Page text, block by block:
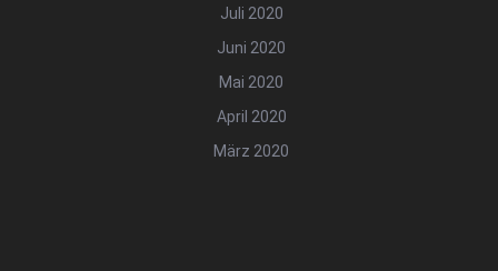
Juli 2020
Juni 2020
Mai 2020
April 2020
März 2020